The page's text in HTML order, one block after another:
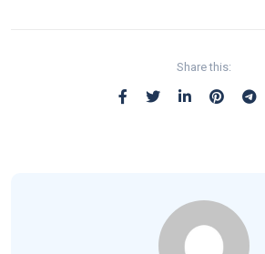
Share this: